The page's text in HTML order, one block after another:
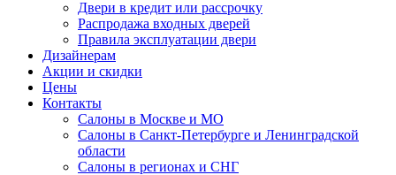
Двери в кредит или рассрочку
Распродажа входных дверей
Правила эксплуатации двери
Дизайнерам
Акции и скидки
Цены
Контакты
Салоны в Москве и МО
Салоны в Санкт-Петербурге и Ленинградской
области
Салоны в регионах и СНГ